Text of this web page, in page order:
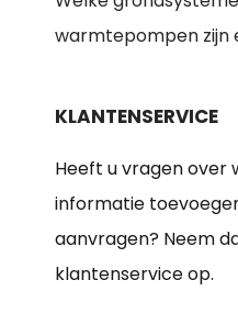
warmtepompen zijn
KLANTENSERVICE
Heeft u vragen over
informatie
aanvragen? Neem
klantenservice op.